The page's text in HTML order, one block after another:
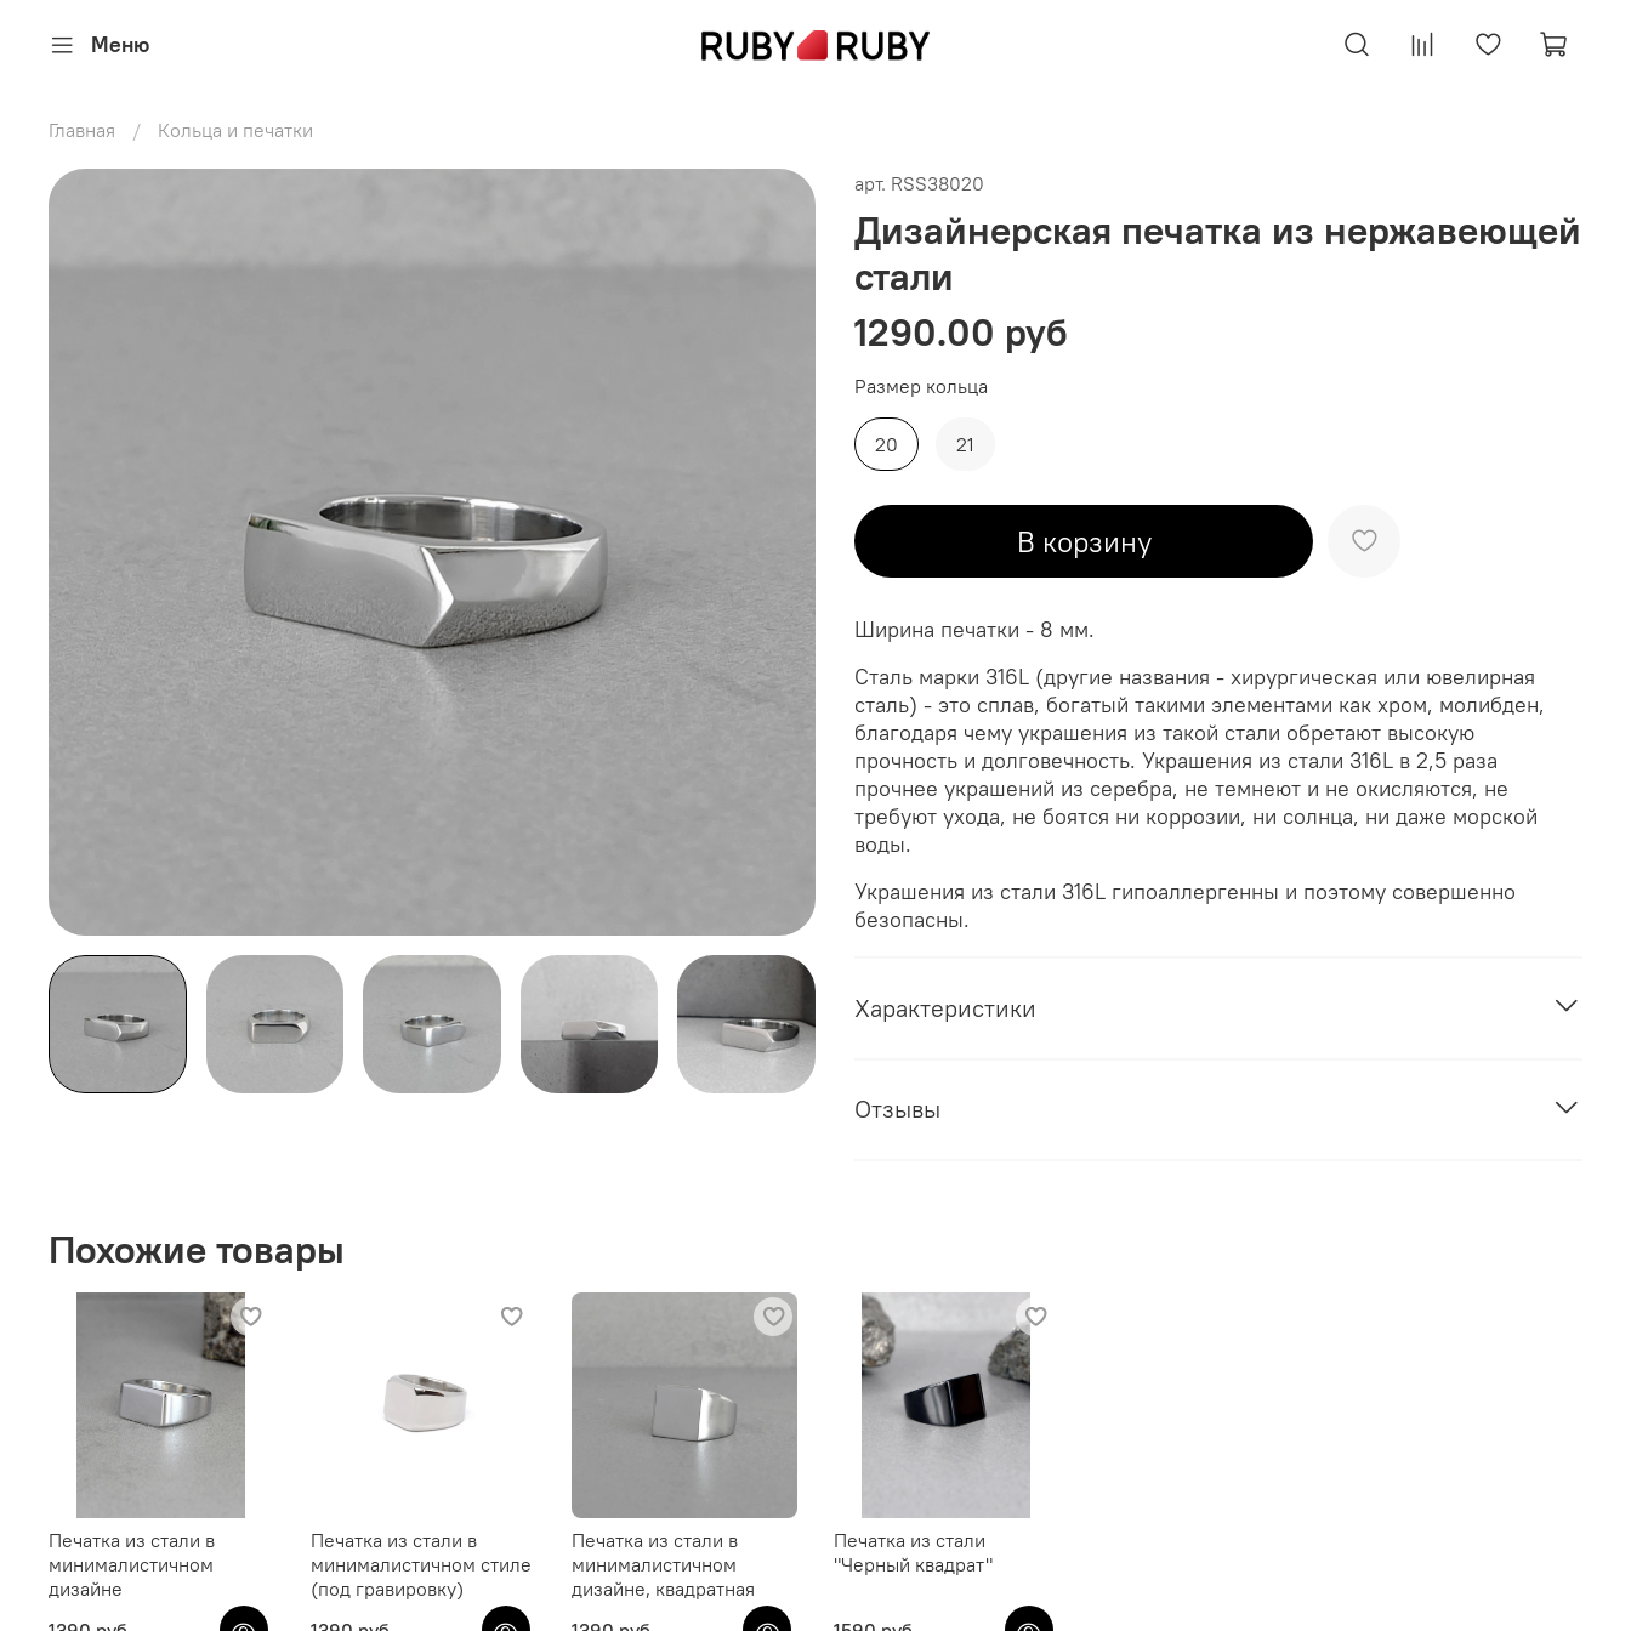
Меню
Главная Кольца и печатки
арт. RSS38020
Дизайнерская печатка из нержавеющей
стали
1290.00 руб
В корзину
Размер кольца
20 21
Ширина печатки - 8 мм.
Сталь марки 316L (другие названия - хирургическая или ювелирная
сталь) - это сплав, богатый такими элементами как хром, молибден,
благодаря чему украшения из такой стали обретают высокую
прочность и долговечность. Украшения из стали 316L в 2,5 раза
прочнее украшений из серебра, не темнеют и не окисляются, не
требуют ухода, не боятся ни коррозии, ни солнца, ни даже морской
воды.
Украшения из стали 316L гипоаллергенны и поэтому совершенно
безопасны.
Характеристики
Отзывы
Похожие товары
Печатка из стали в
минималистичном
дизайне
Печатка из стали в
минималистичном стиле
(под гравировку)
Печатка из стали в
минималистичном
дизайне, квадратная
Печатка из стали
"Черный квадрат"